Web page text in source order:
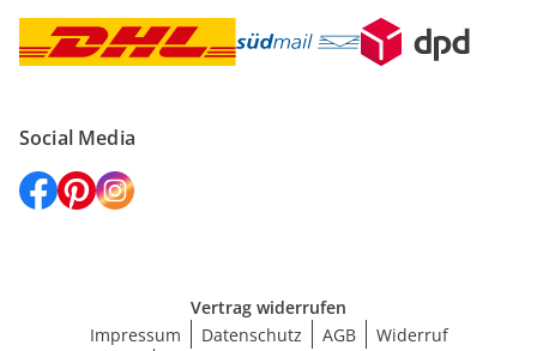
Social Media
Vertrag widerrufen
Impressum
Datenschutz AGB
Widerruf